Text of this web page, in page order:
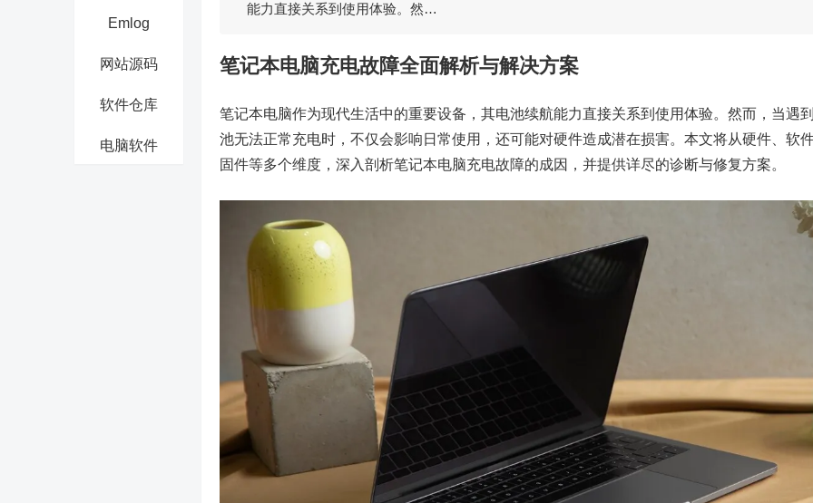
Emlog
网站源码
软件仓库
电脑软件
能力直接关系到使用体验。然…
笔记本电脑充电故障全面解析与解决方案
笔记本电脑作为现代生活中的重要设备，其电池续航能力直接关系到使用体验。然而，当遇
池无法正常充电时，不仅会影响日常使用，还可能对硬件造成潜在损害。本文将从硬件、软
固件等多个维度，深入剖析笔记本电脑充电故障的成因，并提供详尽的诊断与修复方案。